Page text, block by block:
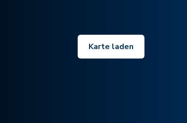
Karte laden